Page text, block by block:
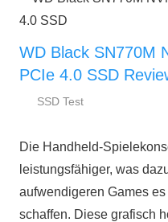
WD Black SN770M
PCIe 4.0 SSD
November
ratgeber.de
SSD Test
Die Handheld-
leistungsfähiger, was
aufwendigeren Games
schaffen. Diese grafisch